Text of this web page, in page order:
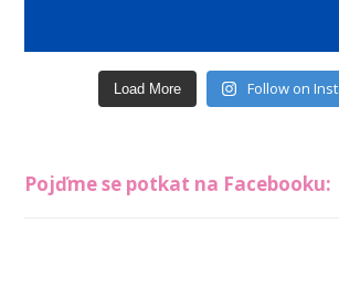
Load More Follow on
Pojďme se potkat na Facebooku: